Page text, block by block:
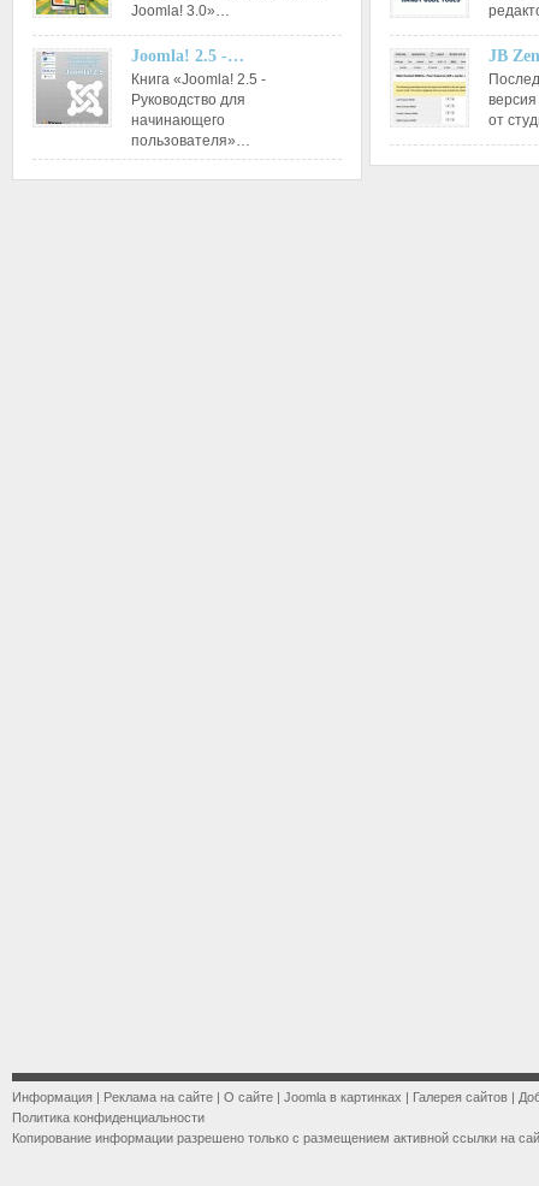
Joomla! 3.0»…
Joomla! 2.5 -…
Книга «Joomla! 2.5 -
Руководство для
начинающего
пользователя»…
JB
от
Информация | Реклама на сайте | О сайте | Joomla в картинках | Галерея сайтов |
Политика конфиденциальности
Копирование информации разрешено только с размещением активной ссылки на